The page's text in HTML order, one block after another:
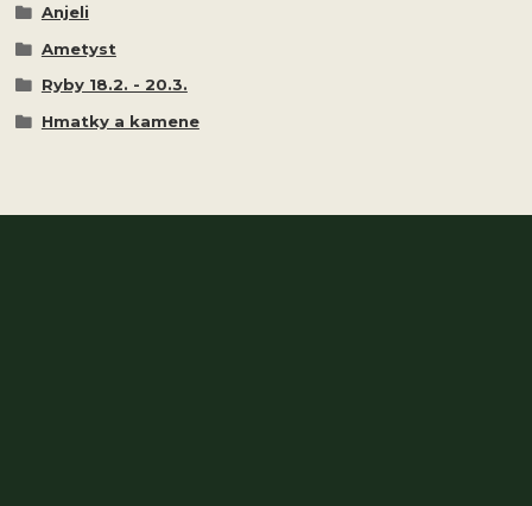
Anjeli
Ametyst
Ryby 18.2. - 20.3.
Hmatky a kamene